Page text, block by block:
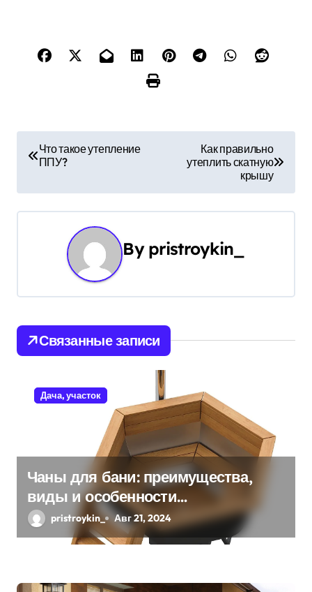
в
и
з
п
и
Что такое утепление
ППУ?
Как правильно
утеплить скатную
крышу
By pristroykin_
Связанные записи
Дача, участок
Чаны для бани: преимущества,
виды и особенности
использования
pristroykin_ Авг 21, 2024